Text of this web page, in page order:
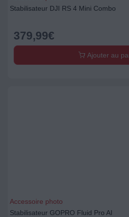
Stabilisateur DJI RS 4 Mini Combo
379,99€
Ajouter au
Accessoire photo
Stabilisateur GOPRO Fluid Pro AI